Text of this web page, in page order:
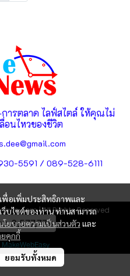
พื่อเพิ่มประสิทธิภาพและ
บไซต์ของท่าน ท่านสามารถ
โยบายความเป็นส่วนตัว และ
คุกกี้
ยอมรับทั้งหมด
ารตลาด ไลฟ์สไตล์ ให้คุณไม่
อนไหวของชีวิต
5591 / 089-528-6111
| All Rights Reserved
ด3,577,779
MakeWebEasy